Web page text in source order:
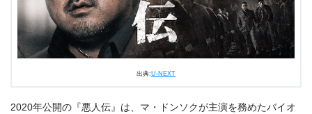
出典:U-NEXT
2020年公開の『悪人伝』は、マ・ドンソクが主演を務めたバイオ